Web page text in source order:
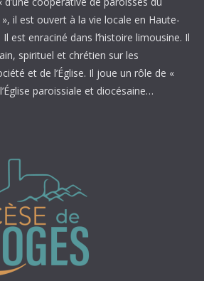
il est ouvert à la vie locale en Haute-
est enraciné dans l’histoire limousine. Il
spirituel et chrétien sur les
et de l’Église. Il joue un rôle de «
paroissiale et diocésaine…